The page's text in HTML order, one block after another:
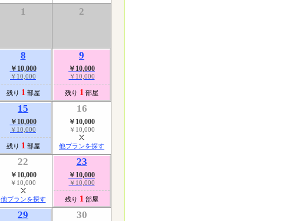
1 2
8
￥10,000
￥10,000
残り 1 部屋
9
￥10,000
￥10,000
残り 1 部屋
15
￥10,000
￥10,000
残り 1 部屋
16
￥10,000
￥10,000
他プランを探す
22
￥10,000
￥10,000
他プランを探す
23
￥10,000
￥10,000
残り 1 部屋
29 30